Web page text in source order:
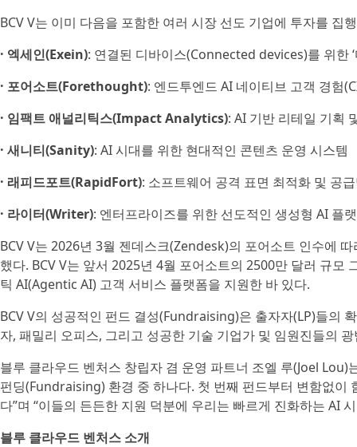
BCV V는 이미 다음을 포함한 여러 시장 선도 기업에 투자를 집
· 엑세인(Exein): 연결된 디바이스(Connected devices)를 위한
· 포어소트(Forethought): 엔드투엔드 AI 네이티브 고객 경험
· 임팩트 애널리틱스(Impact Analytics): AI 기반 리테일 기획
· 새니티(Sanity): AI 시대를 위한 현대적인 콘텐츠 운영 시스템
· 래피드포트(RapidFort): 소프트웨어 공격 표면 최적화 및 공
· 라이터(Writer): 엔터프라이즈를 위한 선도적인 생성형 AI 플
BCV V는 2026년 3월 젠데스크(Zendesk)의 포어소트 인수에
했다. BCV V는 앞서 2025년 4월 포어소트의 2500만 달러 규
틱 AI(Agentic AI) 고객 서비스 플랫폼을 지원한 바 있다.
BCV V의 성공적인 펀드 결성(Fundraising)은 출자자(LP)들의
자, 패밀리 오피스, 그리고 성공한 기술 기업가 및 임원진들의
블루 클라우드 벤처스 창립자 겸 운영 파트너 조엘 루(Joel
펀딩(Fundraising) 환경 중 하나다. 첫 번째 펀드부터 변함없이
다”며 “이들의 든든한 지원 덕분에 우리는 빠르게 진화하는 AI
블루 클라우드 벤처스 소개